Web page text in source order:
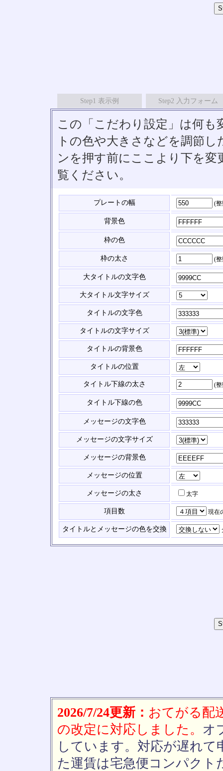
Step1 表示例 Step2 入力フォーム
この「こだわり設定」は何
トの色や大きさなどを調節
ンを押す前にここより下を
覧ください。
プレートの幅 (
背景色
枠の色
枠の太さ (
大タイトルの文字色
大タイトル文字サイズ
タイトルの文字色
タイトルの文字サイズ
タイトルの背景色
タイトルの位置
タイトル下線の太さ (
タイトル下線の色
メッセージの文字色
メッセージの文字サイズ
メッセージの背景色
メッセージの位置
メッセージの太さ 太字
項目数 現在
タイトルとメッセージの色を交換
2026/7/24更新： おてがる配
の改定に対応しました。 オ
しています。対応が遅れ
た運賃は宅急便コンパクト